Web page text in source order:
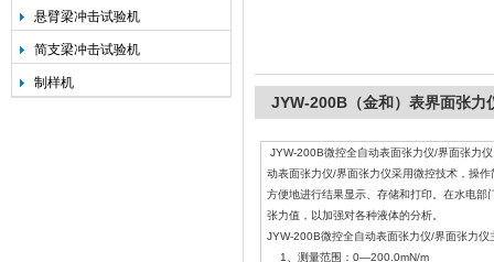
悬臂梁冲击试验机
简支梁冲击试验机
制样机
JYW-200B（金和）表界面张力
JYW-200B微控全自动表面张力仪/界面张力
动表面张力仪/界面张力仪采用微控技术，操
方便地进行结果显示、存储和打印。在水电
张力值，以加强对各种液体的分析。
JYW-200B微控全自动表面张力仪/界面张力仪
1、测量范围：0—200.0mN/m